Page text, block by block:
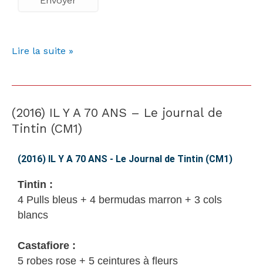
Lire la suite »
(2016) IL Y A 70 ANS – Le journal de
Tintin (CM1)
(2016) IL Y A 70 ANS - Le Journal de Tintin (CM1)
Tintin :
4 Pulls bleus + 4 bermudas marron + 3 cols
blancs
Castafiore :
5 robes rose + 5 ceintures à fleurs
(2016)
IL
ANS
Le
de
Tintin